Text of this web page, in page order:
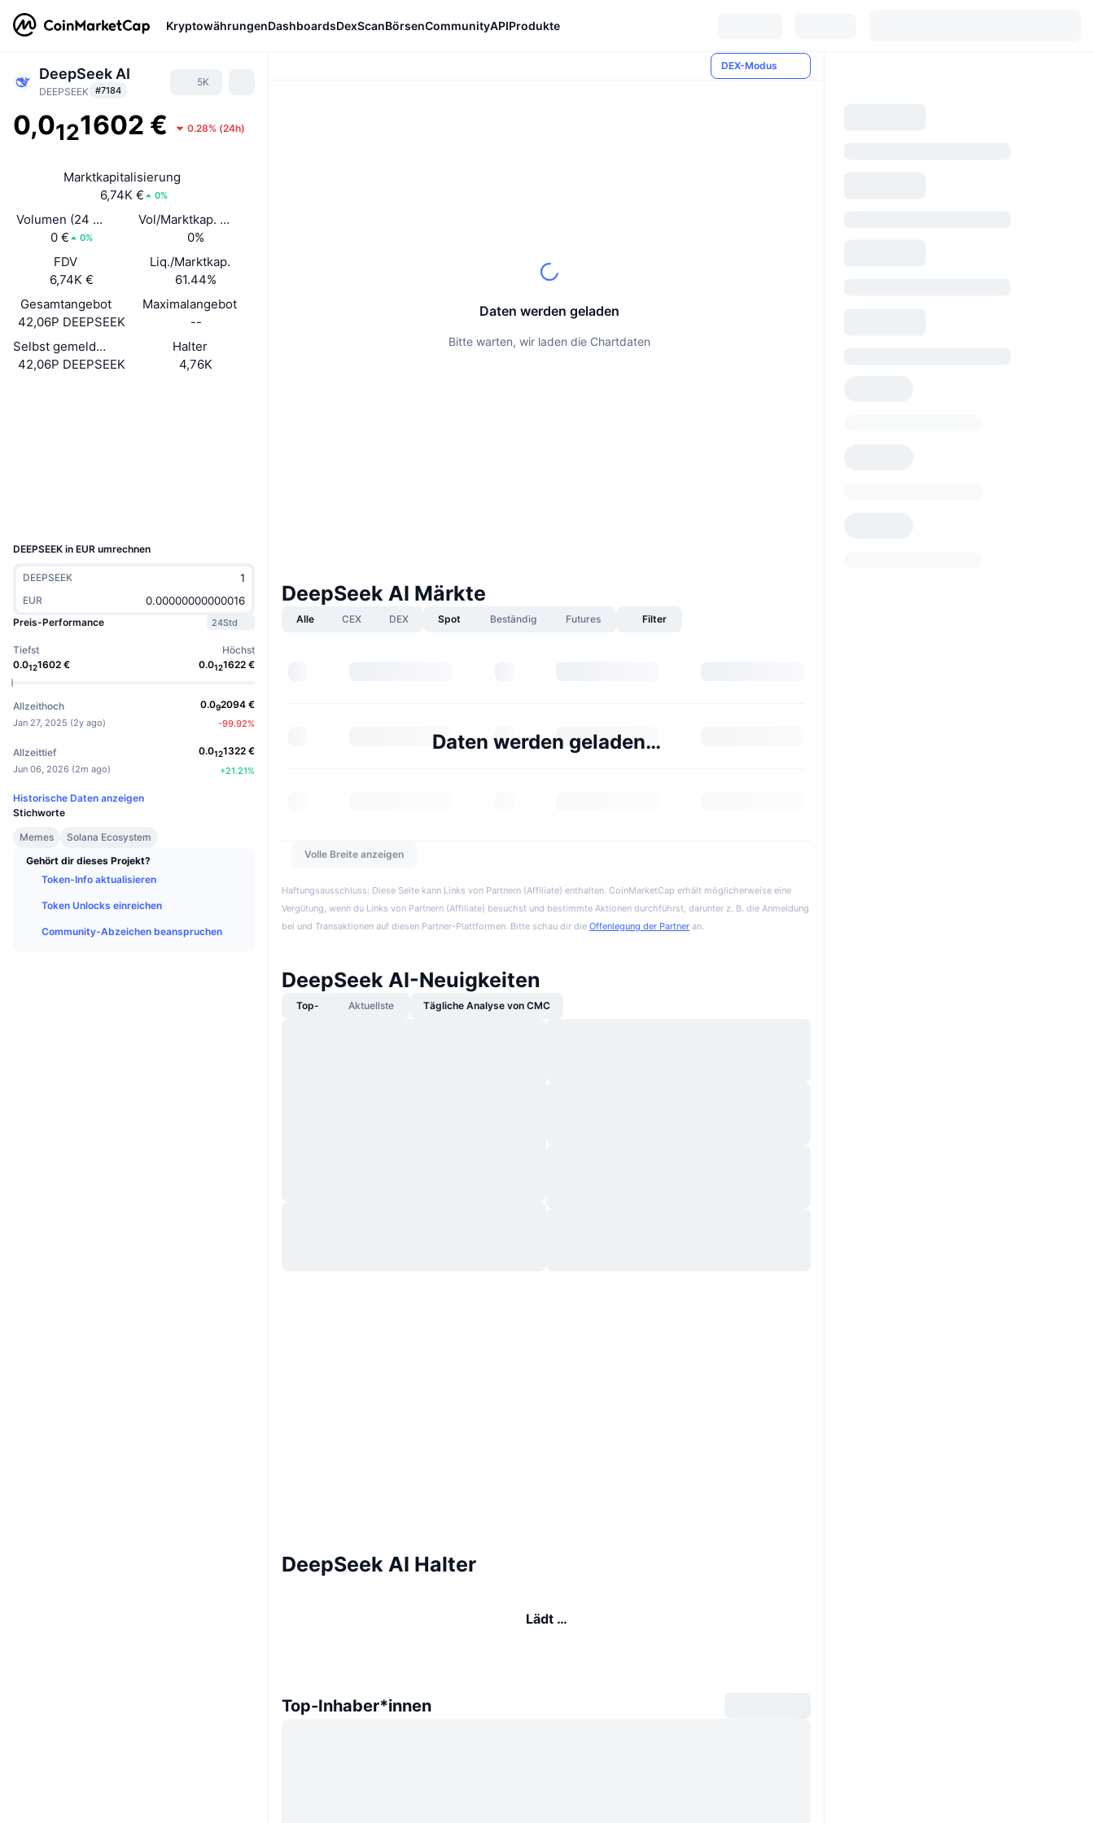
KryptowährungenDashboardsDexScanBörsenCommunityAPIProdukte
DeepSeek AI
DEEPSEEK #7184
5K
0,0121602 € 0.28% (24h)
Marktkapitalisierung
6,74K €
0%
Volumen (24 Std.)
0 €
0%
Vol/Marktkap. (24 h)
0%
FDV
6,74K €
Liq./Marktkap.
61.44%
Gesamtangebot
42,06P DEEPSEEK
Maximalangebot
--
Selbst gemeldetes Umlaufangebot
42,06P DEEPSEEK
Halter
4,76K
DEEPSEEK in EUR umrechnen
DEEPSEEK
EUR
Preis-Performance
24Std
Tiefst
0.0121602 €
Höchst
0.0121622 €
Allzeithoch
Jan 27, 2025 (2y ago)
0.092094 €
-99.92%
Allzeittief
Jun 06, 2026 (2m ago)
0.0121322 €
+21.21%
Historische Daten anzeigen
Stichworte
Memes
Solana Ecosystem
Gehört dir dieses Projekt?
Token-Info aktualisieren
Token Unlocks einreichen
Community-Abzeichen beanspruchen
DEX-Modus
Daten werden geladen
Bitte warten, wir laden die Chartdaten
DeepSeek AI Märkte
Alle CEX DEX Spot Beständig Futures Filter
Daten werden geladen…
Volle Breite anzeigen
Haftungsausschluss: Diese Seite kann Links von Partnern (Affiliate) enthalten. CoinMarketCap erhält möglicherweise eine
Vergütung, wenn du Links von Partnern (Affiliate) besuchst und bestimmte Aktionen durchführst, darunter z. B. die Anmeldung
bei und Transaktionen auf diesen Partner-Plattformen. Bitte schau dir die Offenlegung der Partner an.
DeepSeek AI-Neuigkeiten
Top- Aktuellste Tägliche Analyse von CMC
DeepSeek AI Halter
Lädt …
Top-Inhaber*innen